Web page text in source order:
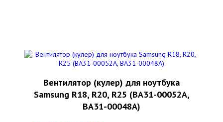
Вентилятор (кулер) для ноутбука
Samsung R18, R20, R25 (BA31-00052A,
BA31-00048A)